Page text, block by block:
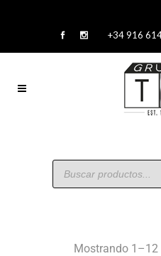
+34 916
Mostrando 1–12